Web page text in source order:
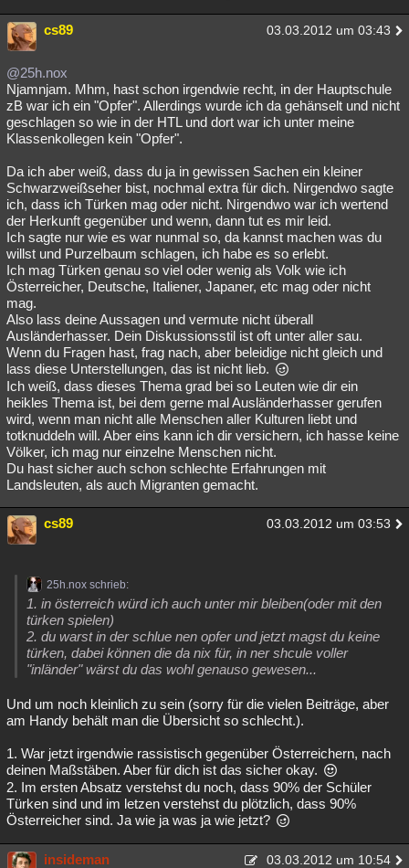
cs89 03.03.2012 um 03:43
@25h.nox
Njamnjam. Mhm, hast schon irgendwie recht, in der Hauptschule
zB war ich ein "Opfer". Allerdings wurde ich da gehänselt und nicht
geschlagen so wie in der HTL und dort war ich unter meine
Klassenkollegen kein "Opfer".
Da ich aber weiß, dass du ja in gewissen Sachen ein kleiner
Schwarzweißseher bist, nochmal extra für dich. Nirgendwo sagte
ich, dass ich Türken mag oder nicht. Nirgendwo war ich wertend
der Herkunft gegenüber und wenn, dann tut es mir leid.
Ich sagte nur wie es war nunmal so, da kannst machen was du
willst und Purzelbaum schlagen, ich habe es so erlebt.
Ich mag Türken genau so viel oder wenig als Volk wie ich
Österreicher, Deutsche, Italiener, Japaner, etc mag oder nicht
mag.
Also lass deine Aussagen und vermute nicht überall
Ausländerhasser. Dein Diskussionsstil ist oft unter aller sau.
Wenn du Fragen hast, frag nach, aber beleidige nicht gleich und
lass diese Unterstellungen, das ist nicht lieb.
Ich weiß, dass dieses Thema grad bei so Leuten wie dir ein
heikles Thema ist, bei dem gerne mal Ausländerhasser gerufen
wird, wenn man nicht alle Menschen aller Kulturen liebt und
totknuddeln will. Aber eins kann ich dir versichern, ich hasse keine
Völker, ich mag nur einzelne Menschen nicht.
Du hast sicher auch schon schlechte Erfahrungen mit
Landsleuten, als auch Migranten gemacht.
cs89 03.03.2012 um 03:53
25h.nox schrieb:
1. in österreich würd ich auch unter mir bleiben(oder mit den
türken spielen)
2. du warst in der schlue nen opfer und jetzt magst du keine
türken, dabei können die da nix für, in ner shcule voller
"inländer" wärst du das wohl genauso gewesen...
Und um noch kleinlich zu sein (sorry für die vielen Beiträge, aber
am Handy behält man die Übersicht so schlecht.).
1. War jetzt irgendwie rassistisch gegenüber Österreichern, nach
deinen Maßstäben. Aber für dich ist das sicher okay.
2. Im ersten Absatz verstehst du noch, dass 90% der Schüler
Türken sind und im letzen verstehst du plötzlich, dass 90%
Österreicher sind. Ja wie ja was ja wie jetzt?
insideman 03.03.2012 um 10:54